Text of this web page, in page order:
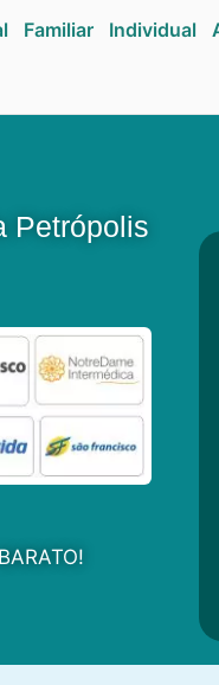
Familiar Individual
Petrópolis